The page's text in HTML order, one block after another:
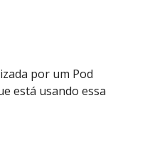
por um Pod
está usando essa